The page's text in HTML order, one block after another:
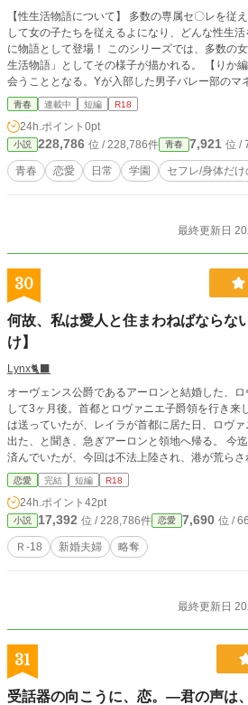
【性生活物語について】 多数の専属セ〇レを従
して女の子たちを従えるよになり、どんな性生
に物語として登場！ このシリーズでは、多数の
生活物語」としてその様子が描かれる。 【りか編】 主人公Yはりかと高校で出
会うこととなる。Yが入部した男子バレー部のマ
ることとなるが、その先りかに待っていたのは...。 【登場人物】 ・りか 身長
5cm カップ:C 可愛らしい見た目で、献身的な性
的な体型ではあるが、中学時代のバスケ経験がム
り欲を掻き立ててくる。
青春 連載中 短編 R18
24h.ポイント 0pt
小説 228,786 位 / 228,786件 青春 7,921 位 /
青春 恋愛 日常 学園 セフレ/身体だ
最終更新日
30
何故、私は愛人と住まわねばならな
け】
Lynx🐈‍⬛
オーヴェンス公爵であるアーロンと結婚した、
して3ヶ月後。首都とロヴァニエ子爵領を行き来
は送っていたが、レイラが首都に居た日、ロヴ
出た、と聞き、急ぎアーロンと領地へ帰る。 今
済んでいたが、今回は不法上陸され、港が荒ら
かれ、労働力として子供迄攫われるという暴挙に
た形跡もある事から、連携されて不法入国されたとされる。 レ
恋愛 完結 短編 R18
24h.ポイント 42pt
小説 17,392 位 / 228,786件 恋愛 7,690 位 /
Ｒ-18 新婚夫婦 略奪
最終更新日
31
受話器の向こうに、恋。—君の声は